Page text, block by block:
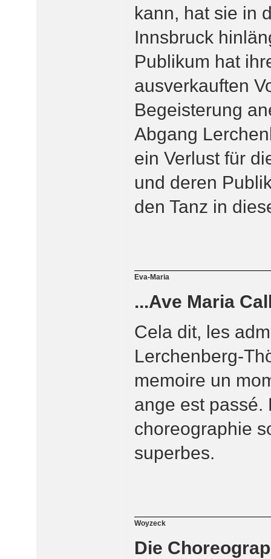
kann, hat sie in
Innsbruck
Publikum hat
ausverkauften
Begeisterung
Abgang
ein Verlust für
und deren
den Tanz in
Eva-Maria
...Ave Maria
Cela dit, les
Lerchenberg-
memoire un
ange est passé.
choreographie
superbes.
Woyzeck
Die